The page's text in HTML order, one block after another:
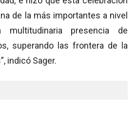
de la más importantes a nivel
multitudinaria presencia de
superando las frontera de la
indicó Sager.